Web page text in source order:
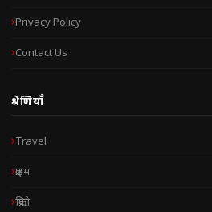
Privacy Policy
Contact Us
श्रेणियाँ
Travel
क्राइम
क्रिप्टो